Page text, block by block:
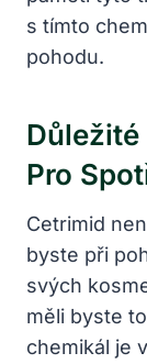
s tímto
pohodu.
Důležité
Pro
Cetrimid
byste při
svých
měli byste
chemikál je